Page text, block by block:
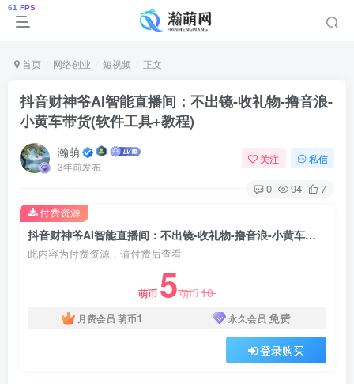
首页 网络创业 短视频 正文
抖音财神爷AI智能直播间：不出镜-收礼物-撸音浪-
小黄车带货(软件工具+教程)
瀚萌
3年前发布
关注 私信
0 94 7
抖音财神爷AI智能直播间：不出镜-收礼物-撸音浪-小黄车带货(软件工具+教程)
此内容为付费资源，请付费后查看
萌币 5萌币10
月费会员 萌币1 永久会员 免费
登录购买
付费资源